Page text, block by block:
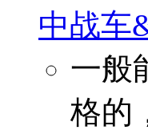
中战车
一般
格的